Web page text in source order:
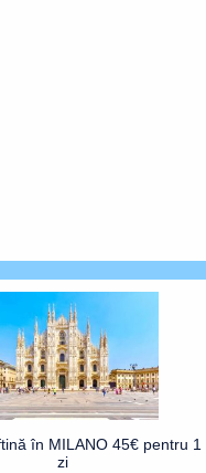
în MILANO 45€ pentru 1
zi